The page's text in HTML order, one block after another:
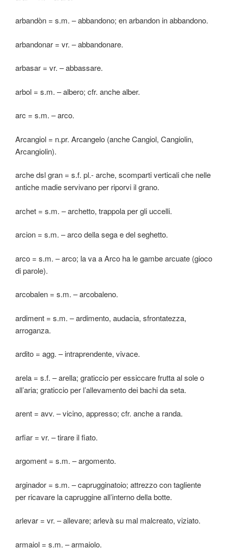
arbandòn = s.m. – abbandono; en arbandon in abbandono.
arbandonar = vr. – abbandonare.
arbasar = vr. – abbassare.
arbol = s.m. – albero; cfr. anche alber.
arc = s.m. – arco.
Arcangiol = n.pr. Arcangelo (anche Cangiol, Cangiolin,
Arcangiolin).
arche dsl gran = s.f. pl.- arche, scomparti verticali che nelle
antiche madie servivano per riporvi il grano.
archet = s.m. – archetto, trappola per gli uccelli.
arcion = s.m. – arco della sega e del seghetto.
arco = s.m. – arco; la va a Arco ha le gambe arcuate (gioco
di parole).
arcobalen = s.m. – arcobaleno.
ardiment = s.m. – ardimento, audacia, sfrontatezza,
arroganza.
ardito = agg. – intraprendente, vivace.
arela = s.f. – arella; graticcio per essiccare frutta al sole o
all’aria; graticcio per l’allevamento dei bachi da seta.
arent = avv. – vicino, appresso; cfr. anche a randa.
arfiar = vr. – tirare il fiato.
argoment = s.m. – argomento.
arginador = s.m. – caprugginatoio; attrezzo con tagliente
per ricavare la capruggine all’interno della botte.
arlevar = vr. – allevare; arlevà su mal malcreato, viziato.
armaiol = s.m. – armaiolo.